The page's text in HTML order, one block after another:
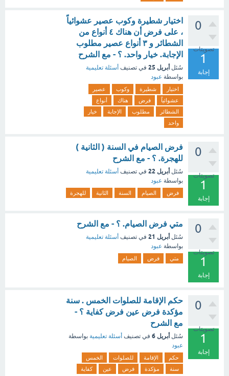
0
تصويتات
1
إجابة
اختيار شطيرة وكوب عصير عشوائياً
، على فرض أن هناك ٤ أنواع من
الشطائر و ٣ أنواع عصير مطلوب
الإجابة. خيار واحد. ؟ - مع الشرح
سُئل أبريل 25 في تصنيف أسئلة تعليمية
بواسطة عبود
اختيار شطيرة وكوب
عصير
عشوائياً
فرض هناك
أنواع
الشطائر
مطلوب الإجابة
خيار
واحد
0
تصويتات
1
إجابة
فرض الصيام في السنة ( الثانية )
للهجرة. ؟ - مع الشرح
سُئل أبريل 22 في تصنيف أسئلة تعليمية
بواسطة عبود
فرض الصيام السنة الثانية للهجرة
0
تصويتات
1
إجابة
متي فرض الصيام. ؟ - مع الشرح
سُئل أبريل 21 في تصنيف أسئلة تعليمية
بواسطة عبود
متي فرض الصيام
0
تصويتات
1
إجابة
حكم الإقامة للصلوات الخمس . سنة
مؤكدة فرض عين فرض كفاية ؟ -
مع الشرح
سُئل أبريل 6 في تصنيف أسئلة تعليمية بواسطة
عبود
حكم الإقامة للصلوات
الخمس
سنة
مؤكدة فرض عين كفاية